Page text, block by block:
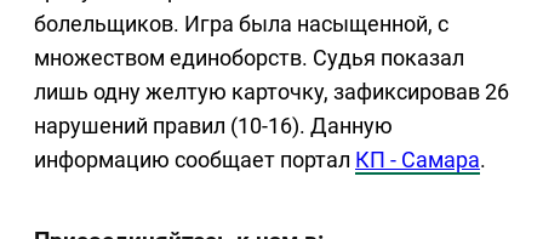
болельщиков. Игра была насыщенной, с
множеством единоборств. Судья показал
лишь одну желтую карточку, зафиксировав 26
нарушений правил (10-16). Данную
информацию сообщает портал КП - Самара.